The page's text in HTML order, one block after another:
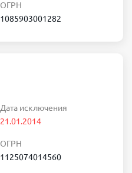
ОГРН
1085903001282
Дата исключения
21.01.2014
ОГРН
1125074014560